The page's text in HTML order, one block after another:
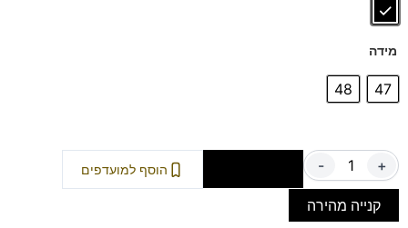
מידה
47
48
- + הוסף למועדפים
קנייה מהירה